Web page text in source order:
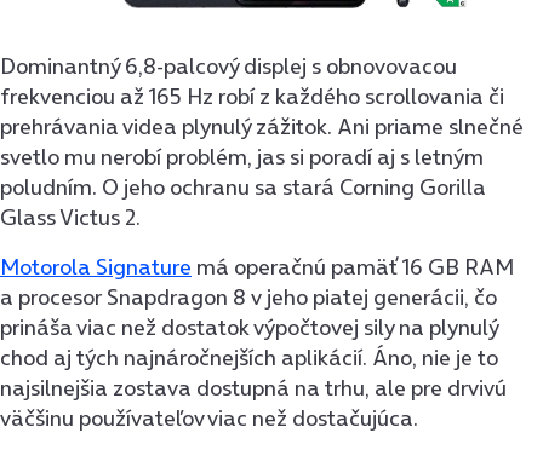
Dominantný 6,8-palcový displej s obnovovacou
frekvenciou až 165 Hz robí z každého scrollovania či
prehrávania videa plynulý zážitok. Ani priame slnečné
svetlo mu nerobí problém, jas si poradí aj s letným
poludním. O jeho ochranu sa stará Corning Gorilla
Glass Victus 2.
Motorola Signature má operačnú pamäť 16 GB RAM
a procesor Snapdragon 8 v jeho piatej generácii, čo
prináša viac než dostatok výpočtovej sily na plynulý
chod aj tých najnáročnejších aplikácií. Áno, nie je to
najsilnejšia zostava dostupná na trhu, ale pre drvivú
väčšinu používateľov viac než dostačujúca.